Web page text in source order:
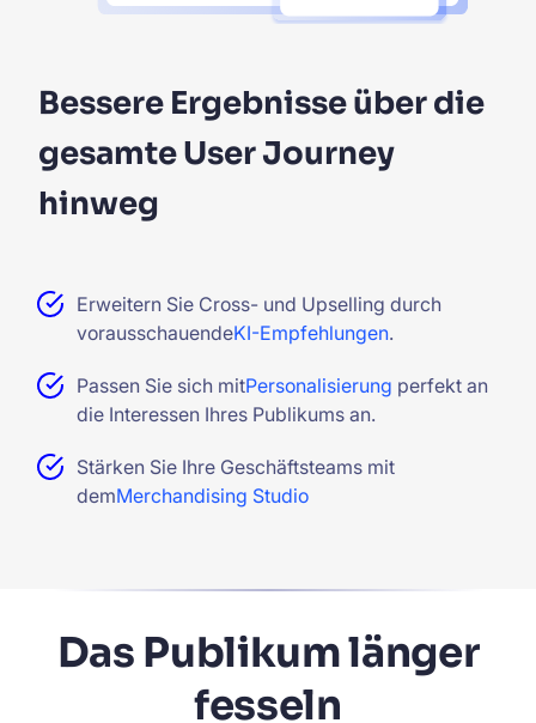
Bessere Ergebnisse über die
gesamte User Journey
hinweg
Erweitern Sie Cross- und Upselling durch
vorausschauendeKI-Empfehlungen.
Passen Sie sich mitPersonalisierung perfekt an
die Interessen Ihres Publikums an.
Stärken Sie Ihre Geschäftsteams mit
demMerchandising Studio
Das Publikum länger
fesseln